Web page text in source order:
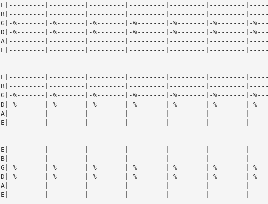
E|---------|---------|---------|---------|---------|---------
B|---------|---------|---------|---------|---------|---------
G|-%-------|-%-------|-%-------|-%-------|-%-------|-%-------|-
D|-%-------|-%-------|-%-------|-%-------|-%-------|-%-------|-
A|---------|---------|---------|---------|---------|---------
E|---------|---------|---------|---------|---------|---------
E|---------|---------|---------|---------|---------|---------
B|---------|---------|---------|---------|---------|---------
G|-%-------|-%-------|-%-------|-%-------|-%-------|-%-------|-
D|-%-------|-%-------|-%-------|-%-------|-%-------|-%-------|-
A|---------|---------|---------|---------|---------|---------
E|---------|---------|---------|---------|---------|---------
E|---------|---------|---------|---------|---------|---------
B|---------|---------|---------|---------|---------|---------
G|-%-------|-%-------|-%-------|-%-------|-%-------|-%-------|-
D|-%-------|-%-------|-%-------|-%-------|-%-------|-%-------|-
A|---------|---------|---------|---------|---------|---------
E|---------|---------|---------|---------|---------|---------